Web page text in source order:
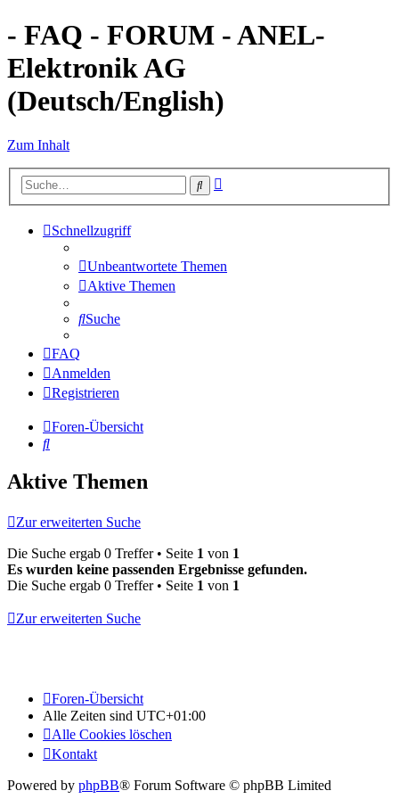
- FAQ - FORUM - ANEL-
Elektronik AG
(Deutsch/English)
Zum Inhalt
Suche
Schnellzugriff
Unbeantwortete Themen
Aktive Themen
Suche
FAQ
Anmelden
Registrieren
Foren-Übersicht
Suche
Aktive Themen
Zur erweiterten Suche
Die Suche ergab 0 Treffer • Seite 1 von 1
Es wurden keine passenden Ergebnisse gefunden.
Die Suche ergab 0 Treffer • Seite 1 von 1
Zur erweiterten Suche
Foren-Übersicht
Alle Zeiten sind UTC+01:00
Alle Cookies löschen
Kontakt
Powered by phpBB® Forum Software © phpBB Limited